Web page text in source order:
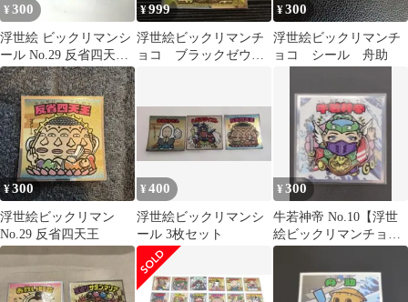
¥ 300
浮世絵 ビックリマンシ
ール No.29 反省四天王
ステッカー キャラクタ
ーシール
¥999
浮世絵ビックリマンチ
ョコ ブラックゼウス
¥300
浮世絵ビックリマンチ
ョコ シール 舟助
¥300
浮世絵ビックリマン
No.29 反省四天王
¥400
浮世絵ビックリマンシ
ール 3枚セット
¥300
牛若神帝 No.10【浮世
絵ビックリマンチョ
コ】